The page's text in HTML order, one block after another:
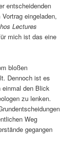
entscheidenden
eingeladen,
Lectures
mich ist das eine
bloßen
Dennoch ist es
den Blick
zu lenken.
Weg
gegangen